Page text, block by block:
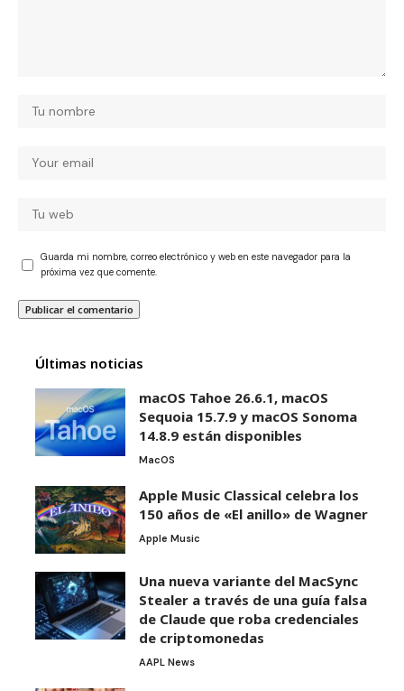
Guarda mi nombre, correo electrónico y web en este navegador para la
próxima vez que comente.
Últimas noticias
macOS Tahoe 26.6.1, macOS
Sequoia 15.7.9 y macOS Sonoma
14.8.9 están disponibles
MacOS
Apple Music Classical celebra los
150 años de «El anillo» de Wagner
Apple Music
Una nueva variante del MacSync
Stealer a través de una guía falsa
de Claude que roba credenciales
de criptomonedas
AAPL News